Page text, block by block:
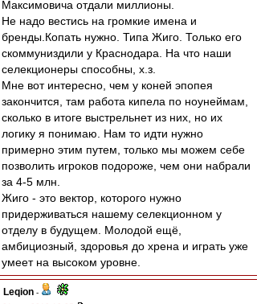
Максимовича отдали миллионы.
Не надо вестись на громкие имена и
бренды.Копать нужно. Типа Жиго. Только его
скоммуниздили у Краснодара. На что наши
селекционеры способны, х.з.
Мне вот интересно, чем у коней эпопея
закончится, там работа кипела по ноунеймам,
сколько в итоге выстрельнет из них, но их
логику я понимаю. Нам то идти нужно
примерно этим путем, только мы можем себе
позволить игроков подороже, чем они набрали
за 4-5 млн.
Жиго - это вектор, которого нужно
придерживаться нашему селекционном у
отделу в будущем. Молодой ещё,
амбициозный, здоровья до хрена и играть уже
умеет на высоком уровне.
Leqion -